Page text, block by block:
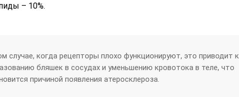
– 10%.
случае, когда рецепторы плохо функционируют, это приводит к
бляшек в сосудах и уменьшению кровотока в теле, что
причиной появления атеросклероза.